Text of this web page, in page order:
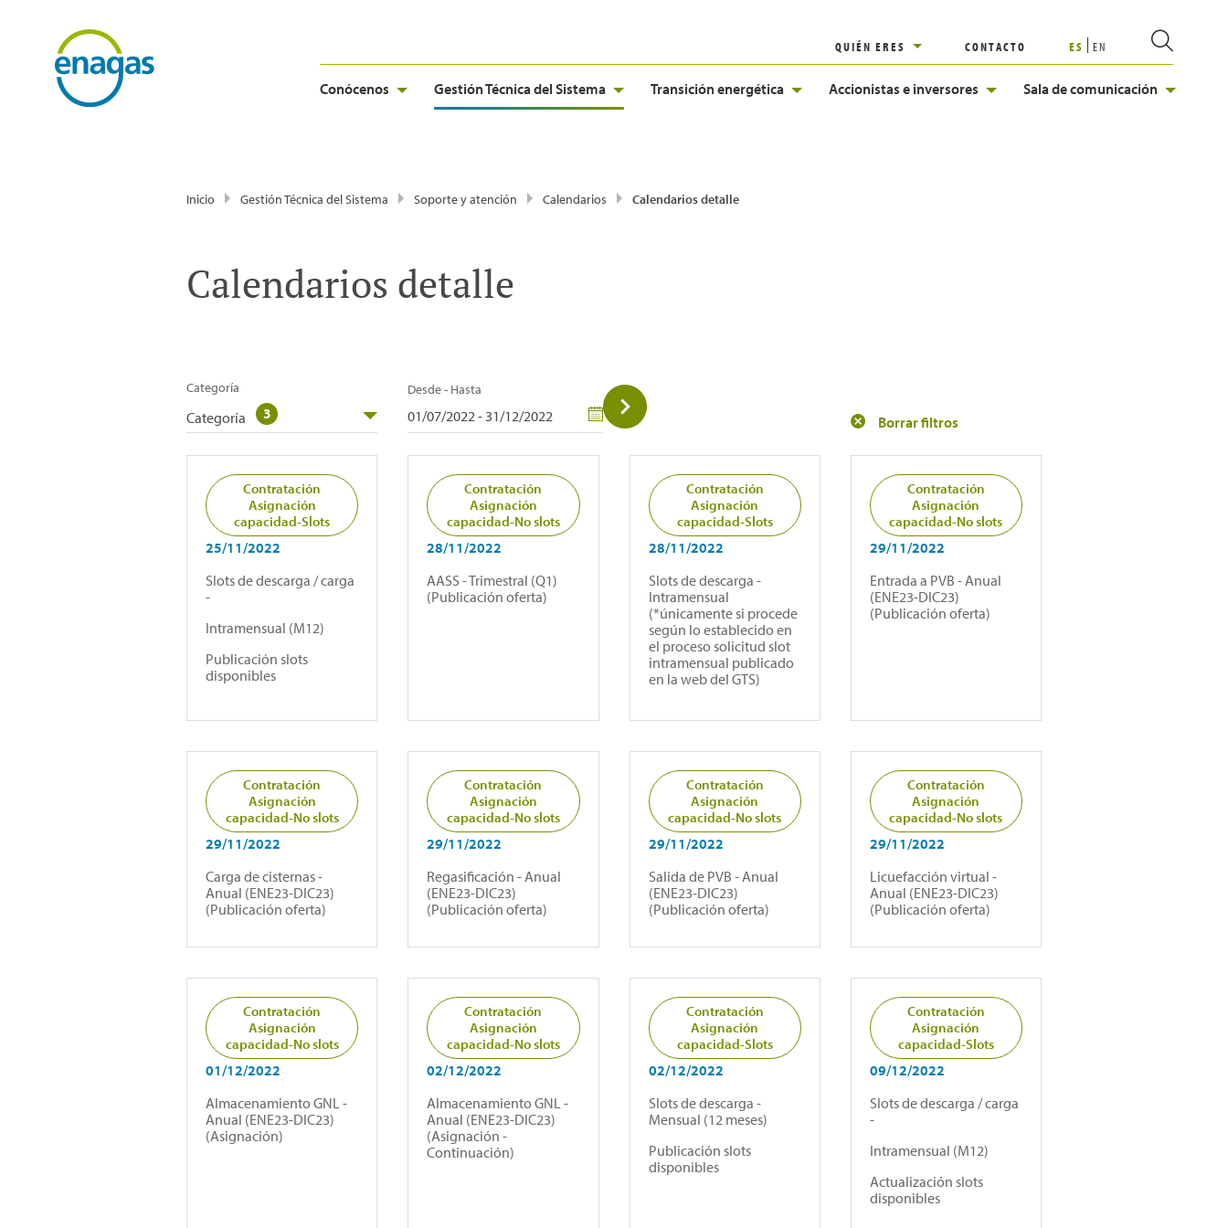
QUIÉN ERES CONTACTO ES EN
Conócenos Gestión Técnica del Sistema Transición energética Accionistas e inversores Sala de comunicación
Inicio Gestión Técnica del Sistema Soporte y atención Calendarios Calendarios detalle
Calendarios detalle
Categoría
Categoría 3
Desde - Hasta
Borrar filtros
Contratación
Asignación
capacidad-Slots
25/11/2022
Slots de descarga / carga
-
Intramensual (M12)
Publicación slots
disponibles
Contratación
Asignación
capacidad-No slots
28/11/2022
AASS - Trimestral (Q1)
(Publicación oferta)
Contratación
Asignación
capacidad-Slots
28/11/2022
Slots de descarga -
Intramensual
(*únicamente si procede
según lo establecido en
el proceso solicitud slot
intramensual publicado
en la web del GTS)
Contratación
Asignación
capacidad-No slots
29/11/2022
Entrada a PVB - Anual
(ENE23-DIC23)
(Publicación oferta)
Contratación
Asignación
capacidad-No slots
29/11/2022
Carga de cisternas -
Anual (ENE23-DIC23)
(Publicación oferta)
Contratación
Asignación
capacidad-No slots
29/11/2022
Regasificación - Anual
(ENE23-DIC23)
(Publicación oferta)
Contratación
Asignación
capacidad-No slots
29/11/2022
Salida de PVB - Anual
(ENE23-DIC23)
(Publicación oferta)
Contratación
Asignación
capacidad-No slots
29/11/2022
Licuefacción virtual -
Anual (ENE23-DIC23)
(Publicación oferta)
Contratación
Asignación
capacidad-No slots
01/12/2022
Almacenamiento GNL -
Anual (ENE23-DIC23)
(Asignación)
Contratación
Asignación
capacidad-No slots
02/12/2022
Almacenamiento GNL -
Anual (ENE23-DIC23)
(Asignación -
Continuación)
Contratación
Asignación
capacidad-Slots
02/12/2022
Slots de descarga -
Mensual (12 meses)
Publicación slots
disponibles
Contratación
Asignación
capacidad-Slots
09/12/2022
Slots de descarga / carga
-
Intramensual (M12)
Actualización slots
disponibles